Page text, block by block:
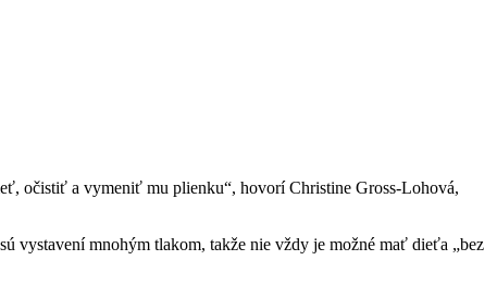
očistiť a vymeniť mu plienku“, hovorí Christine Gross-Lohová,
vystavení mnohým tlakom, takže nie vždy je možné mať dieťa „bez